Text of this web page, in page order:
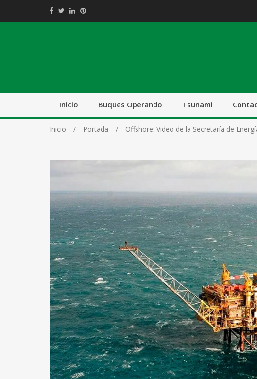
Inicio Buques Operando Tsunami
Inicio Portada Offshore: Video de la Secretaría de